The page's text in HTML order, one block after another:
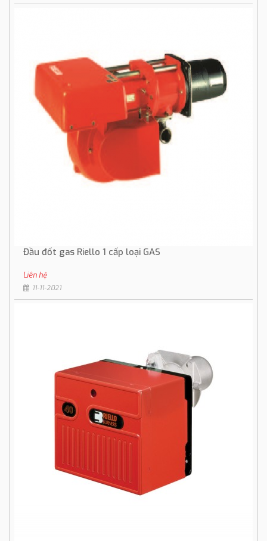
Đầu đốt gas Riello 1 cấp loại GAS
Liên hệ
11-11-2021